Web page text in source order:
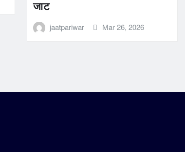
जाट
jaatpariwar Mar 26, 2026